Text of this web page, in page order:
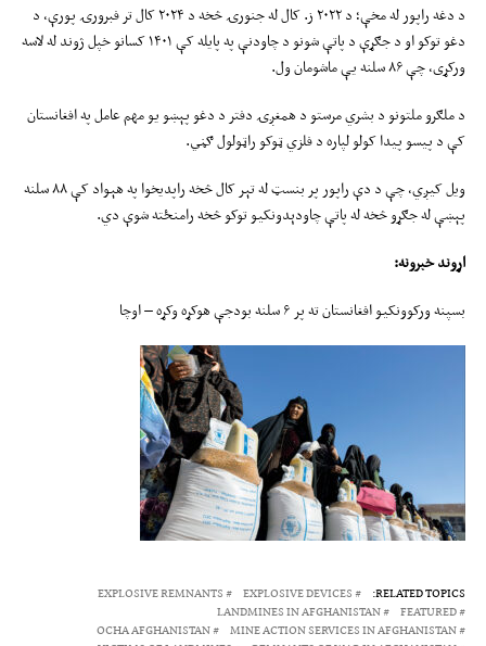
د دغه راپور له مخې؛ د ۲۰۲۲ ز. کال له جنورۍ څخه د ۲۰۲۴ کال تر فبرورۍ پورې، د
دغو توکو او د جګړې د پاتې شونو د چاودنې په پایله کې ۱۴۰۱ کسانو خپل ژوند له لاسه
ورکړی، چې ۸۶ سلنه یې ماشومان ول.
د ملګرو ملتونو د بشري مرستو د همغږۍ دفتر د دغو پېښو یو مهم عامل په افغانستان
کې د پیسو پیدا کولو لپاره د فلزي ټوکو راټولول ګڼي.
ویل کیږي، چې د دې راپور پر بنسټ له تېر کال څخه راپدیخوا په هېواد کې ۸۸ سلنه
پېښې له جګړو څخه له پاتې چاودېدونکیو توکو څخه رامنځته شوې دي.
اړوند خبرونه:
بسپنه ورکوونکیو افغانستان ته پر ۶ سلنه بودجې هوکړه وکړه – اوچا
RELATED TOPICS:
EXPLOSIVE DEVICES
EXPLOSIVE REMNANTS
FEATURED
LANDMINES IN AFGHANISTAN
MINE ACTION SERVICES IN AFGHANISTAN
OCHA AFGHANISTAN